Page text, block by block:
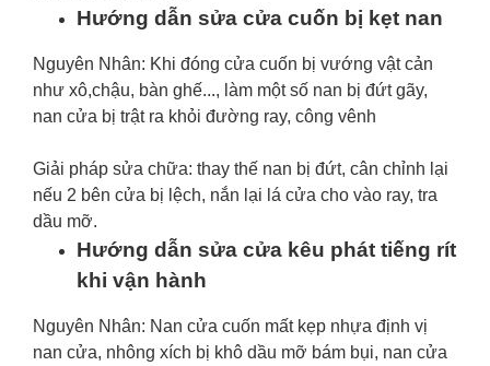
Hướng dẫn sửa cửa cuốn bị kẹt nan
Nguyên Nhân: Khi đóng cửa cuốn bị vướng vật cản
như xô,chậu, bàn ghế..., làm một số nan bị đứt gãy,
nan cửa bị trật ra khỏi đường ray, công vênh
Giải pháp sửa chữa: thay thế nan bị đứt, cân chỉnh lại
nếu 2 bên cửa bị lệch, nắn lại lá cửa cho vào ray, tra
dầu mỡ.
Hướng dẫn sửa cửa kêu phát tiếng rít
khi vận hành
Nguyên Nhân: Nan cửa cuốn mất kẹp nhựa định vị
nan cửa, nhông xích bị khô dầu mỡ bám bụi, nan cửa